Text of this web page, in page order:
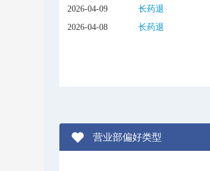
2026-04-09
长药退
2026-04-08
长药退
营业部偏好类型